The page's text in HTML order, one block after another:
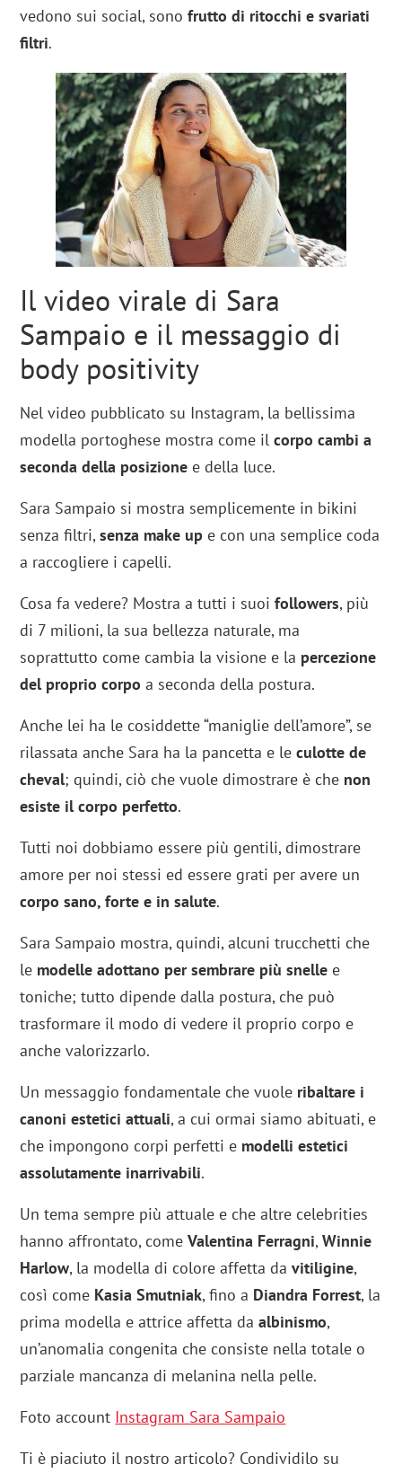
vedono sui social, sono frutto di ritocchi e svariati
filtri.
Il video virale di Sara
Sampaio e il messaggio di
body positivity
Nel video pubblicato su Instagram, la bellissima
modella portoghese mostra come il corpo cambi a
seconda della posizione e della luce.
Sara Sampaio si mostra semplicemente in bikini
senza filtri,senza make up e con una semplice coda
a raccogliere i capelli.
Cosa fa vedere? Mostra a tutti i suoifollowers, più
di 7 milioni, la sua bellezza naturale, ma
soprattutto come cambia la visione e la percezione
del proprio corpo a seconda della postura.
Anche lei ha le cosiddette “maniglie dell’amore”, se
rilassata anche Sara ha la pancetta e leculotte de
cheval; quindi, ciò che vuole dimostrare è che non
esiste il corpo perfetto.
Tutti noi dobbiamo essere più gentili, dimostrare
amore per noi stessi ed essere grati per avere un
corpo sano, forte e in salute.
Sara Sampaio mostra, quindi, alcuni trucchetti che
le modelle adottano per sembrare più snelle e
toniche; tutto dipende dalla postura, che può
trasformare il modo di vedere il proprio corpo e
anche valorizzarlo.
Un messaggio fondamentale che vuole ribaltare i
canoni estetici attuali, a cui ormai siamo abituati, e
che impongono corpi perfetti e modelli estetici
assolutamente inarrivabili.
Un tema sempre più attuale e che altre celebrities
hanno affrontato, comeValentina Ferragni,Winnie
Harlow, la modella di colore affetta davitiligine,
così come Kasia Smutniak, fino a Diandra Forrest, la
prima modella e attrice affetta daalbinismo,
un’anomalia congenita che consiste nella totale o
parziale mancanza di melanina nella pelle.
Foto account Instagram Sara Sampaio
Ti è piaciuto il nostro articolo? Condividilo su